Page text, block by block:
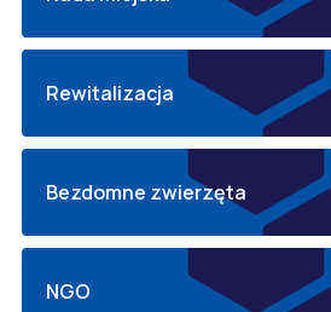
Rewitalizacja
Bezdomne zwierzęta
NGO